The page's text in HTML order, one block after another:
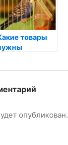
товары
опубликован.